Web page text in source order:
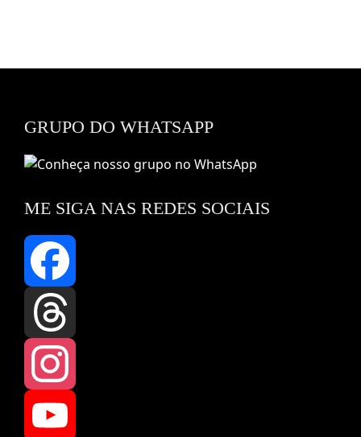
GRUPO DO WHATSAPP
ME SIGA NAS REDES SOCIAIS
Facebook
Threads
Instagram